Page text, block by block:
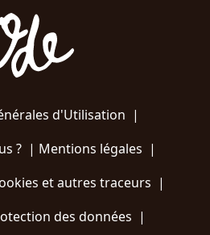
d'Utilisation |
?| Mentions légales |
et autres traceurs |
des données |